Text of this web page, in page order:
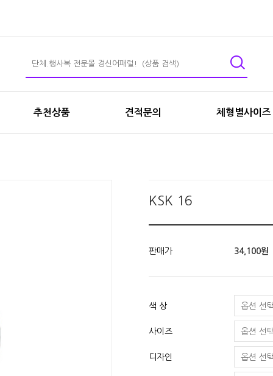
추천상품 견적문의 체형별사이즈
KSK 16
판매가 34,100원
색 상
사이즈
디자인